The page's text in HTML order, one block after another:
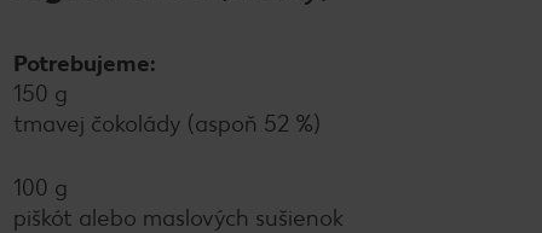
Potrebujeme:
150 g
tmavej čokolády (aspoň 52 %)
100 g
piškót alebo maslových sušienok